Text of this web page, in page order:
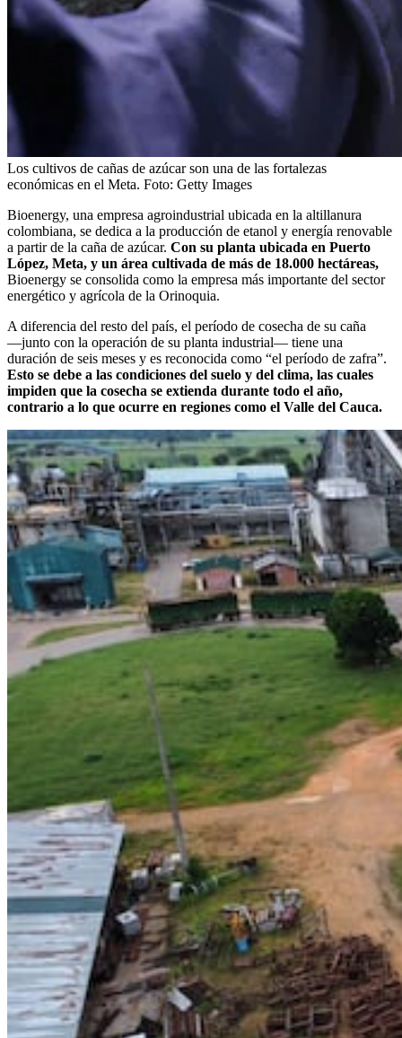
Los cultivos de cañas de azúcar son una de las fortalezas
económicas en el Meta. Foto: Getty Images
Bioenergy, una empresa agroindustrial ubicada en la altillanura
colombiana, se dedica a la producción de etanol y energía renovable
a partir de la caña de azúcar. Con su planta ubicada en Puerto
López, Meta, y un área cultivada de más de 18.000 hectáreas,
Bioenergy se consolida como la empresa más importante del sector
energético y agrícola de la Orinoquia.
A diferencia del resto del país, el período de cosecha de su caña
―junto con la operación de su planta industrial― tiene una
duración de seis meses y es reconocida como “el período de zafra”.
Esto se debe a las condiciones del suelo y del clima, las cuales
impiden que la cosecha se extienda durante todo el año,
contrario a lo que ocurre en regiones como el Valle del Cauca.